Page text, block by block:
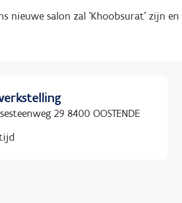
nieuwe salon zal 'Khoobsurat' zijn
29 8400 OOSTENDE